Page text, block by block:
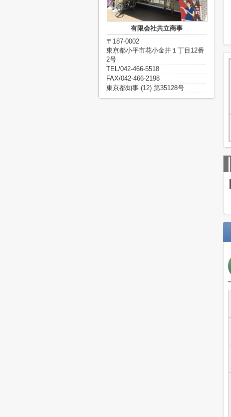
有限会社共立商事
〒187-0002
東京都小平市花小金井１丁目12番
2号
TEL/042-466-5518
FAX/042-466-2198
東京都知事 (12) 第35128号